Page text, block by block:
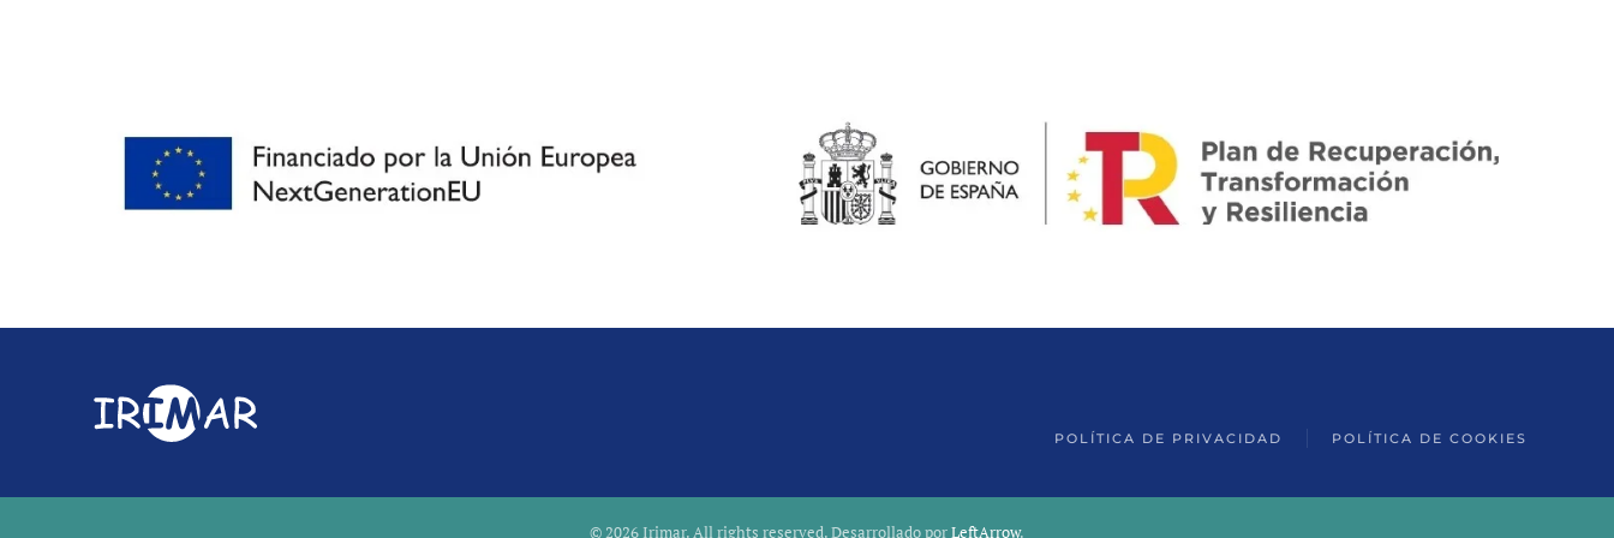
POLÍTICA DE PRIVACIDAD POLÍTICA DE COOKIES
© 2026 Irimar. All rights reserved. Desarrollado porLeftArrow.